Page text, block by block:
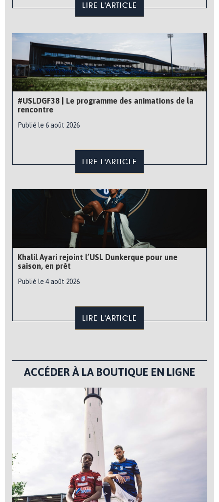
LIRE L'ARTICLE
#USLDGF38 | Le programme des animations de la
rencontre
Publié le 6 août 2026
LIRE L'ARTICLE
Khalil Ayari rejoint l’USL Dunkerque pour une
saison, en prêt
Publié le 4 août 2026
LIRE L'ARTICLE
ACCÉDER À LA BOUTIQUE EN LIGNE